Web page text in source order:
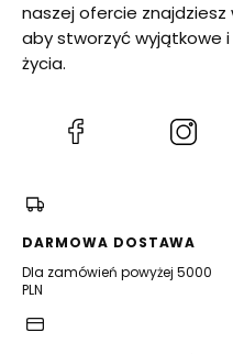
naszej ofercie
aby stworzyć wyjątkowe
życia.
DARMOWA DOSTAWA
Dla zamówień powyżej 5000
PLN